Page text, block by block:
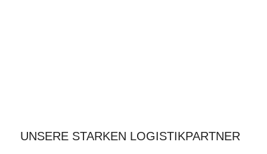
UNSERE STARKEN LOGISTIKPARTNER